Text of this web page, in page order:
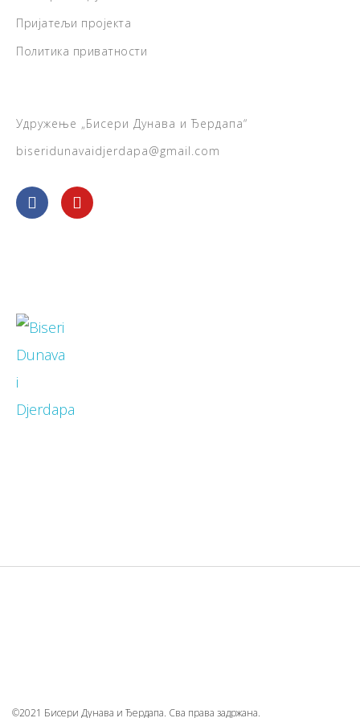
Пријатељи пројекта
Политика приватности
Удружење „Бисери Дунава и Ђердапа“
biseridunavaidjerdapa@gmail.com
©2021 Бисери Дунава и Ђердапа. Сва права задржана.